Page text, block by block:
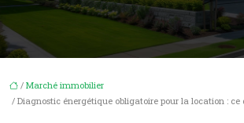
/ Marché immobilier
/ Diagnostic énergétique obligatoire pour la location : ce